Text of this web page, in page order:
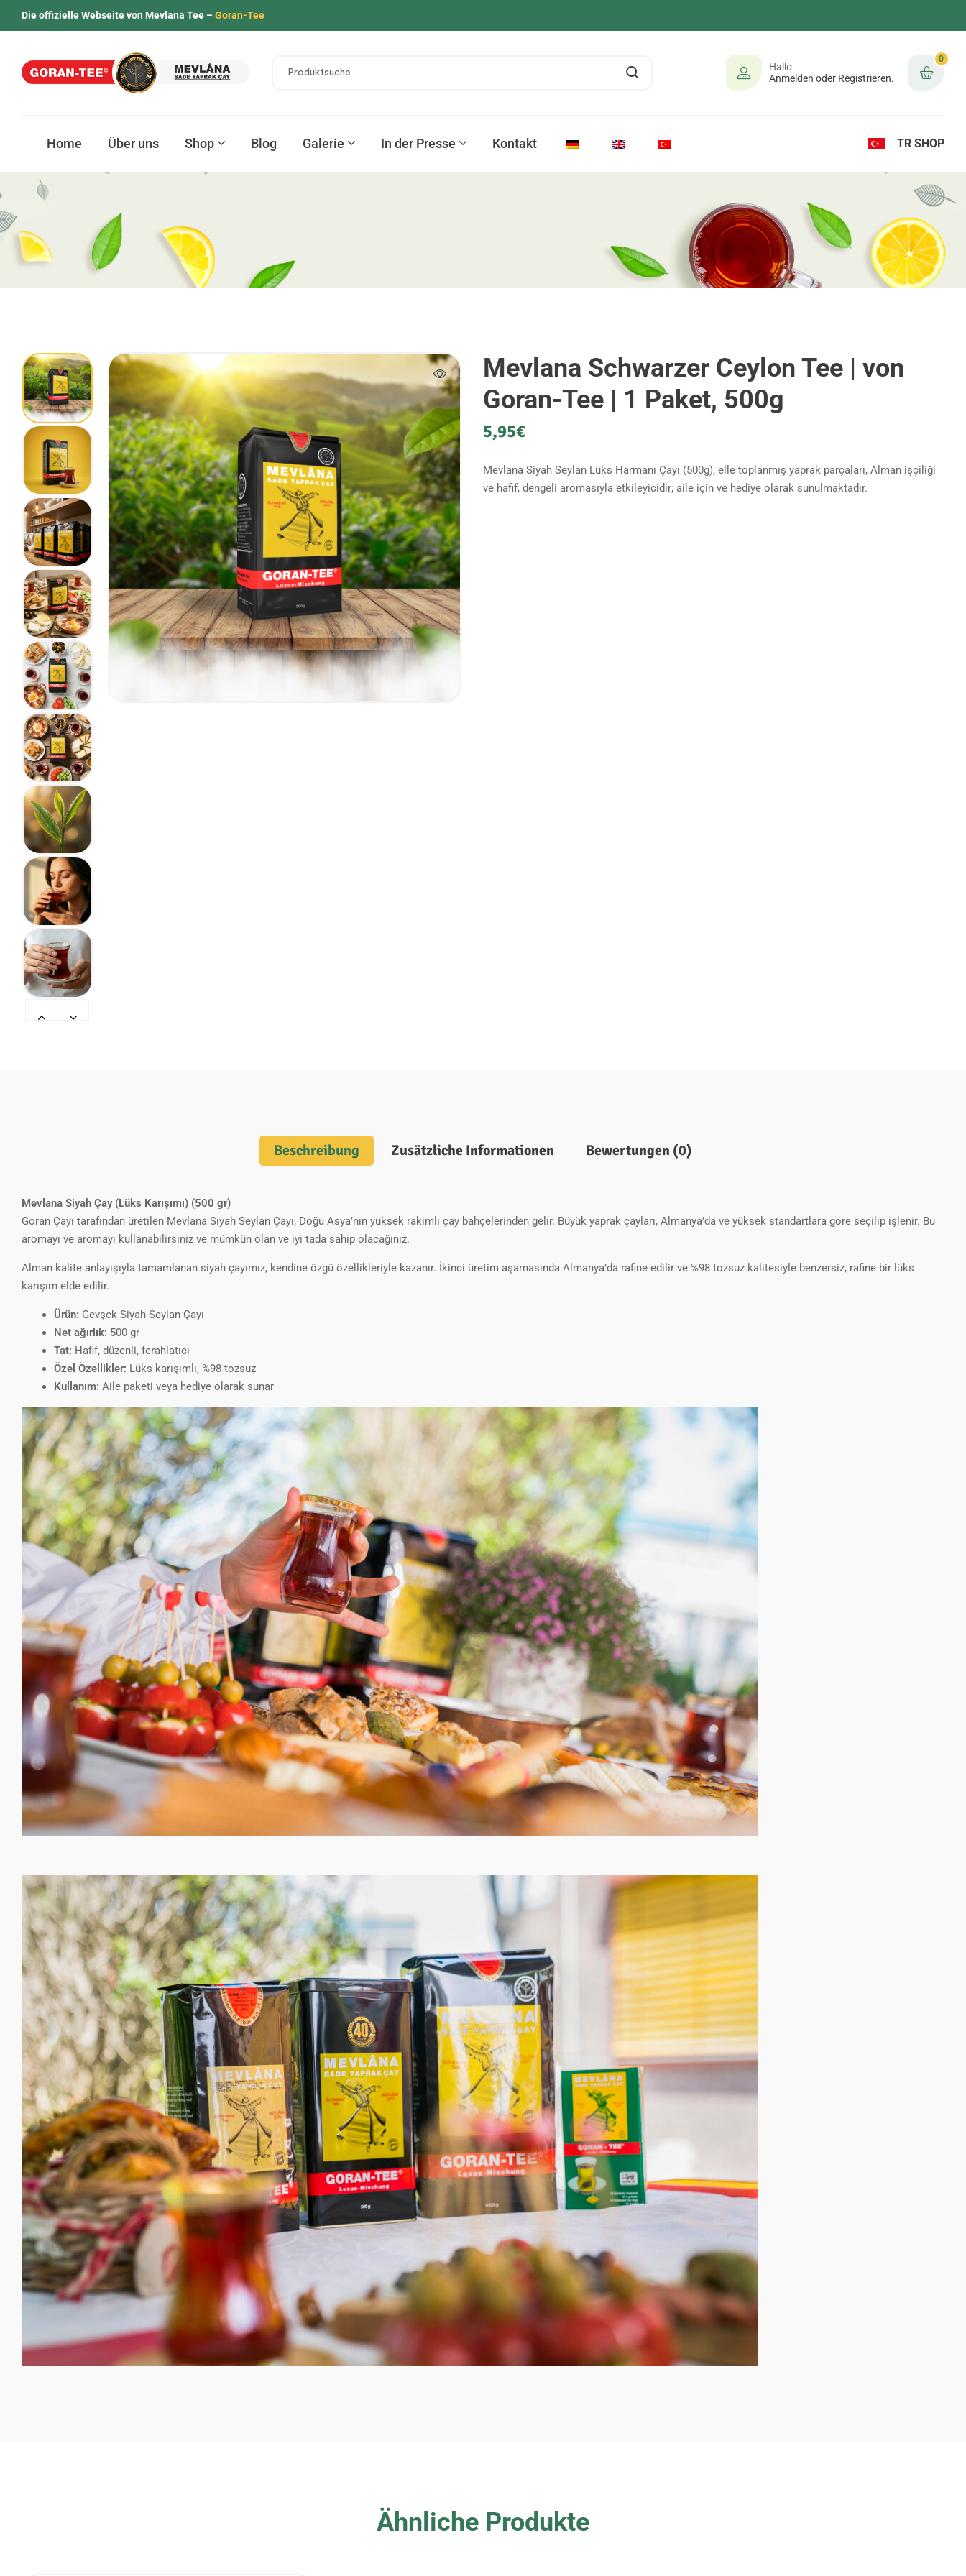
Die offizielle Webseite von Mevlana Tee –Goran-Tee
Hallo
Anmelden oder Registrieren.
0
Home Über uns Shop Blog Galerie In der Presse Kontakt TR SHOP
Mevlana Schwarzer Ceylon Tee | von
Goran-Tee | 1 Paket, 500g
5,95€
Mevlana Siyah Seylan Lüks Harmanı Çayı (500g), elle toplanmış yaprak parçaları, Alman işçiliği
ve hafif, dengeli aromasıyla etkileyicidir; aile için ve hediye olarak sunulmaktadır.
Beschreibung Zusätzliche Informationen Bewertungen (0)
Mevlana Siyah Çay (Lüks Karışımı) (500 gr)
Goran Çayı tarafından üretilen Mevlana Siyah Seylan Çayı, Doğu Asya’nın yüksek rakımlı çay bahçelerinden gelir. Büyük yaprak çayları, Almanya’da ve yüksek standartlara göre seçilip işlenir. Bu
aromayı ve aromayı kullanabilirsiniz ve mümkün olan ve iyi tada sahip olacağınız.
Alman kalite anlayışıyla tamamlanan siyah çayımız, kendine özgü özellikleriyle kazanır. İkinci üretim aşamasında Almanya’da rafine edilir ve %98 tozsuz kalitesiyle benzersiz, rafine bir lüks
karışım elde edilir.
Ürün: Gevşek Siyah Seylan Çayı
Net ağırlık: 500 gr
Tat: Hafif, düzenli, ferahlatıcı
Özel Özellikler: Lüks karışımlı, %98 tozsuz
Kullanım: Aile paketi veya hediye olarak sunar
Ähnliche Produkte